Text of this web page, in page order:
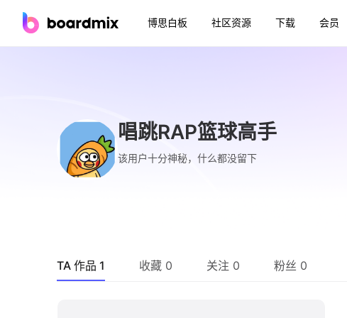
博思白板 社区资源 下载 会员
唱跳RAP篮球高手
该用户十分神秘，什么都没留下
TA 作品 1 收藏 0 关注 0 粉丝 0